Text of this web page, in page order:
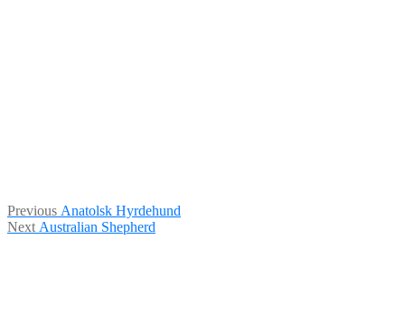
Indlægsnavigation
Previous Previous
post:
Anatolsk Hyrdehund
Next Next
Australian Shepherd